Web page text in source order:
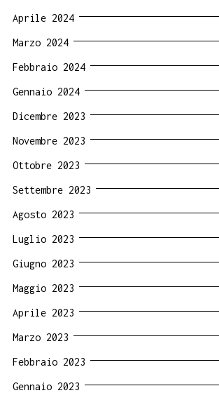
Aprile 2024
Marzo 2024
Febbraio 2024
Gennaio 2024
Dicembre 2023
Novembre 2023
Ottobre 2023
Settembre 2023
Agosto 2023
Luglio 2023
Giugno 2023
Maggio 2023
Aprile 2023
Marzo 2023
Febbraio 2023
Gennaio 2023